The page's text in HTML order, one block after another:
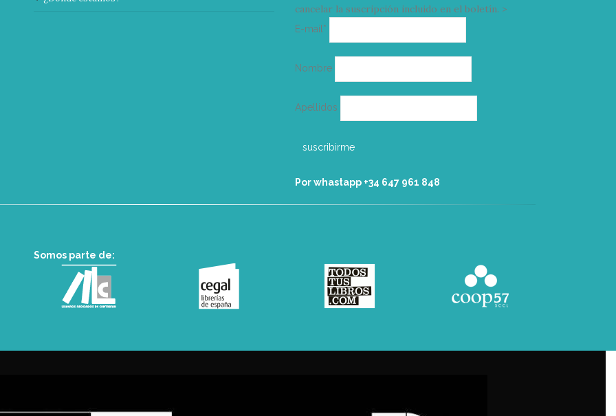
cancelar la suscripción incluido en el boletín. >
E-mail*
electrónico
Nombre
Apellidos
Por whastapp +34 ‭647 961 848‬
Somos parte de: